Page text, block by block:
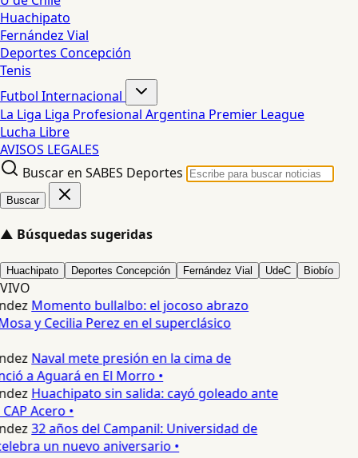
Huachipato
Fernández Vial
Deportes Concepción
Tenis
Futbol Internacional
La Liga Liga Profesional Argentina Premier League
Lucha Libre
AVISOS LEGALES
Buscar en SABES Deportes
Buscar
▲ Búsquedas sugeridas
Huachipato Deportes Concepción Fernández Vial UdeC Biobío
VIVO
Momento bullalbo: el jocoso abrazo
y Cecilia Perez en el superclásico
Naval mete presión en la cima de
a Aguará en El Morro •
Huachipato sin salida: cayó goleado ante
Acero •
32 años del Campanil: Universidad de
un nuevo aniversario •